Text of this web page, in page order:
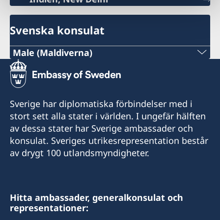
Svenska konsulat
Male (Maldiverna)
Tel:
+960 301 3776
E-post:
male@consulateofsweden.in
Sveriges honorärkonsulat i Male
Hulhumale'
Post Code: 23000
Sverige har diplomatiska förbindelser med i
stort sett alla stater i världen. I ungefär hälften
av dessa stater har Sverige ambassader och
konsulat. Sveriges utrikesrepresentation består
av drygt 100 utlandsmyndigheter.
Hitta ambassader, generalkonsulat och
representationer: